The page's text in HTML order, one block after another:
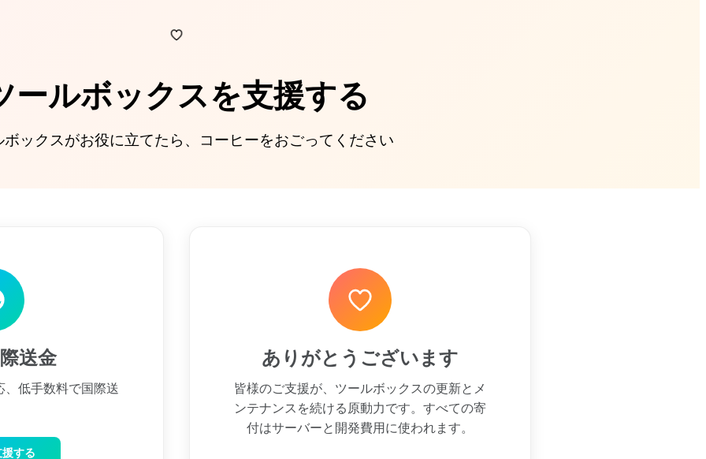
ールボックスを支援する
ボックスがお役に立てたら、コーヒーをおごってください
送金
低手数料で国際送
する
ありがとうございます
皆様のご支援が、ツールボックスの更新とメ
ンテナンスを続ける原動力です。すべての寄
付はサーバーと開発費用に使われます。